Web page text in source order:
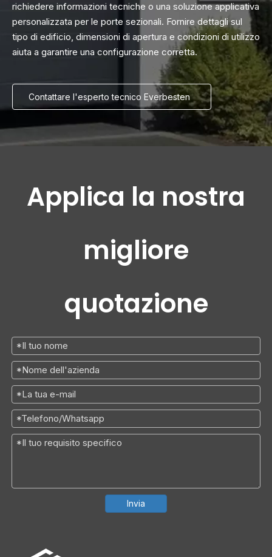
richiedere informazioni tecniche o una soluzione applicativa
personalizzata per le porte sezionali. Fornire dettagli sul
tipo di edificio, dimensioni di apertura e condizioni di utilizzo
aiuta a garantire una configurazione corretta.
Contattare l'esperto tecnico Everbesten
Applica la nostra
migliore
quotazione
Invia